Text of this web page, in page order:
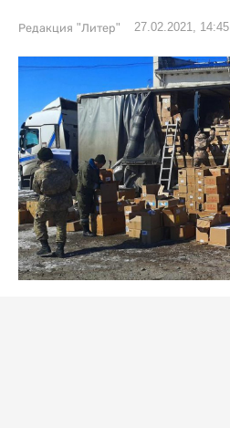
Редакция "Литер" 27.02.2021, 14:45